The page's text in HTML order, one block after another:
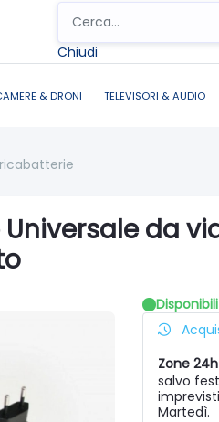
Chiudi
& DRONI TELEVISORI & AUDIO
Universale da
Zone 24h
salvo
Martedì.